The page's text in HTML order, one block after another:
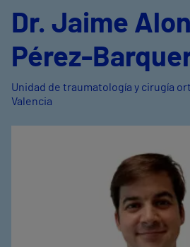
Información útil
Dr. Jaime
Pérez-
Unidad de traumatología y cirugía
Valencia